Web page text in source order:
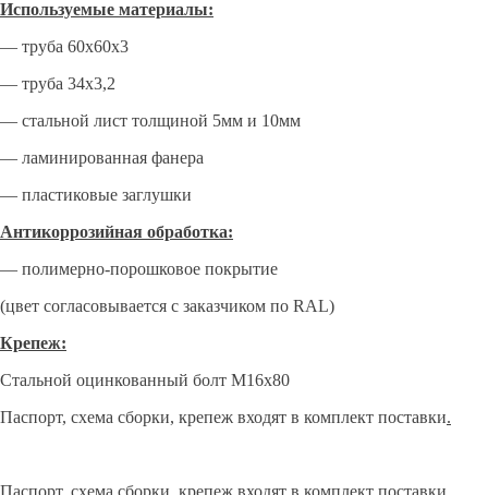
Используемые материалы:
— труба 60х60х3
— труба 34х3,2
— стальной лист толщиной 5мм и 10мм
— ламинированная фанера
— пластиковые заглушки
Антикоррозийная обработка:
— полимерно-порошковое покрытие
(цвет согласовывается с заказчиком по RAL)
Крепеж:
Стальной оцинкованный болт M16x80
Паспорт, схема сборки, крепеж входят в комплект поставки.
Паспорт, схема сборки, крепеж входят в комплект поставки.